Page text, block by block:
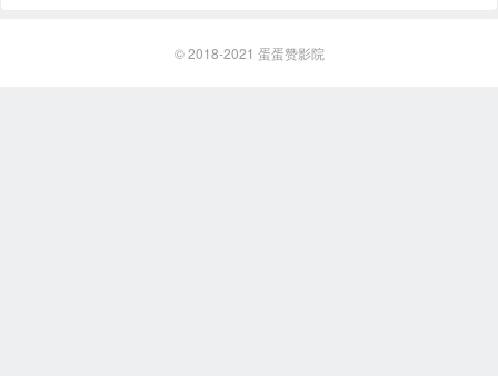
© 2018-2021 蛋蛋赞影院